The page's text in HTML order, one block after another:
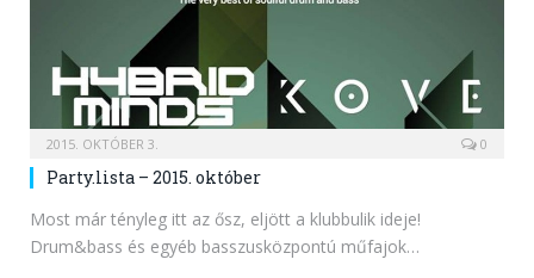
2015. OKTÓBER 3. 0
Party.lista – 2015. október
Most már tényleg itt az ősz, eljött a klubbulik ideje!
Drum&bass és egyéb basszusközpontú műfajok…